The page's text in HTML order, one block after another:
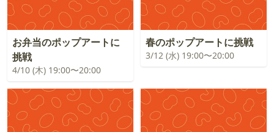
お弁当のポップアートに
挑戦
4/10 (木) 19:00〜20:00
春のポップアートに挑戦
3/12 (水) 19:00〜20:00